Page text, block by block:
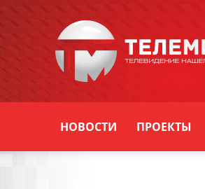
Уссурийска
НОВОСТИ ПРОЕКТЫ